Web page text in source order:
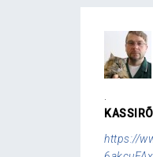
.
https://